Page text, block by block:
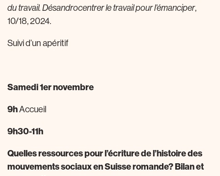
du travail. Désandrocentrer le travail pour l’émanciper,
10/18, 2024.
Suivi d’un apéritif
Samedi 1er novembre
9hAccueil
9h30-11h
Quelles ressources pour l’écriture de l’histoire des
mouvements sociaux en Suisse romande? Bilan et